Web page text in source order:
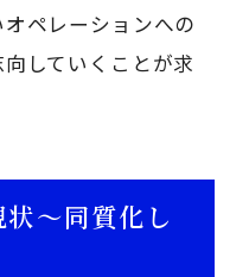
ペレーションへの
していくことが求
～同質化し